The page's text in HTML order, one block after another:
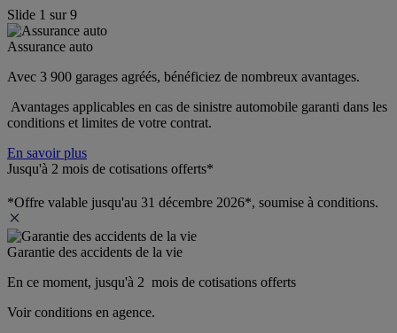
Slide 1 sur9
Assurance auto
Avec 3 900 garages agréés, bénéficiez de nombreux avantages.
Avantages applicables en cas de sinistre automobile garanti dans les
conditions et limites de votre contrat.
En savoir plus
Jusqu'à 2 mois de cotisations offerts*
*Offre valable jusqu'au 31 décembre 2026*, soumise à conditions.
Garantie des accidents de la vie
En ce moment, jusqu'à 2  mois de cotisations offerts
Voir conditions en agence.